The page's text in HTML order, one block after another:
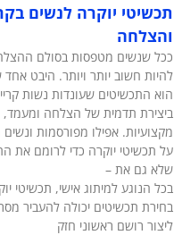
תכשיטי יוקרה לנשים
והצלחה
ככל שנשים מטפסות בסולם
להיות חשוב יותר ויותר. היבט
הוא התכשיטים שעונדות נשות
ביצירת תדמית של הצלחה ומעמד,
מקצועיות. אפילו מפורסמות
על תכשיטי יוקרה כדי לרומם את
שלא גם את –
בכל הנוגע למיתוג אישי, תכשיטי
בחירת תכשיטים יכולה להעביר
ליצור רושם ראשוני חזק